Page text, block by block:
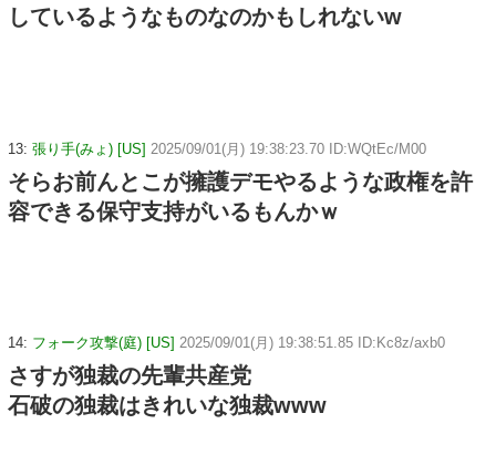
しているようなものなのかもしれないw
13: 張り手(みょ) [US] 2025/09/01(月) 19:38:23.70 ID:WQtEc/M00
そらお前んとこが擁護デモやるような政権を許
容できる保守支持がいるもんかｗ
14: フォーク攻撃(庭) [US] 2025/09/01(月) 19:38:51.85 ID:Kc8z/axb0
さすが独裁の先輩共産党
石破の独裁はきれいな独裁www